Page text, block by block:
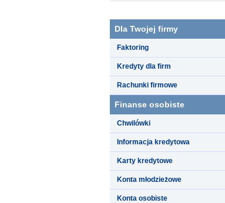
Dla Twojej firmy
Faktoring
Kredyty dla firm
Rachunki firmowe
Finanse osobiste
Chwilówki
Informacja kredytowa
Karty kredytowe
Konta młodzieżowe
Konta osobiste